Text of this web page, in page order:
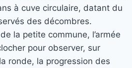
à cuve circulaire, datant du
des décombres.
la petite commune, l’armée
pour observer, sur
ronde, la progression des